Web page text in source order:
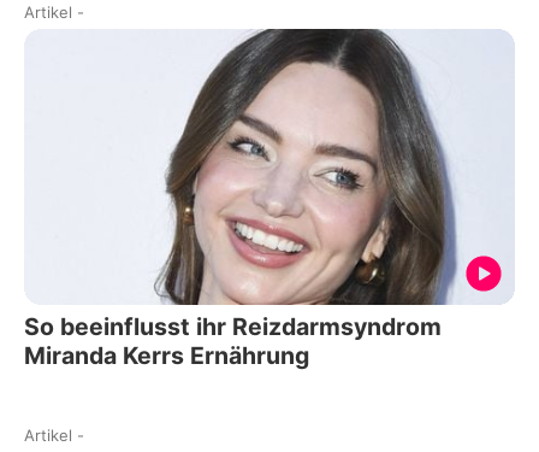
Artikel -
So beeinflusst ihr Reizdarmsyndrom
Miranda Kerrs Ernährung
Artikel -